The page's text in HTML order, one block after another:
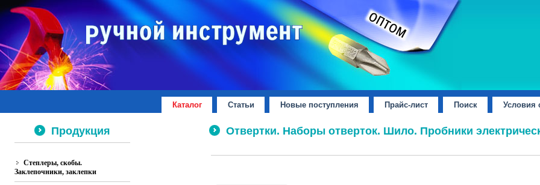
Каталог Статьи Новые поступления Прайс-лист Поиск Условия
Продукция
Степлеры, скобы.
Заклепочники, заклепки
Отвертки. Наборы отверток. Шило. Пробники